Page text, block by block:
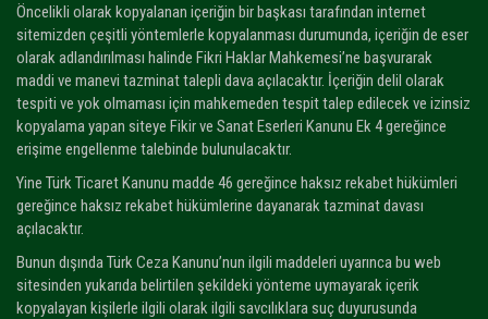
Öncelikli olarak kopyalanan içeriğin bir başkası tarafından internet
sitemizden çeşitli yöntemlerle kopyalanması durumunda, içeriğin de eser
olarak adlandırılması halinde Fikri Haklar Mahkemesi’ne başvurarak
maddi ve manevi tazminat talepli dava açılacaktır. İçeriğin delil olarak
tespiti ve yok olmaması için mahkemeden tespit talep edilecek ve izinsiz
kopyalama yapan siteye Fikir ve Sanat Eserleri Kanunu Ek 4 gereğince
erişime engellenme talebinde bulunulacaktır.
Yine Türk Ticaret Kanunu madde 46 gereğince haksız rekabet hükümleri
gereğince haksız rekabet hükümlerine dayanarak tazminat davası
açılacaktır.
Bunun dışında Türk Ceza Kanunu’nun ilgili maddeleri uyarınca bu web
sitesinden yukarıda belirtilen şekildeki yönteme uymayarak içerik
kopyalayan kişilerle ilgili olarak ilgili savcılıklara suç duyurusunda